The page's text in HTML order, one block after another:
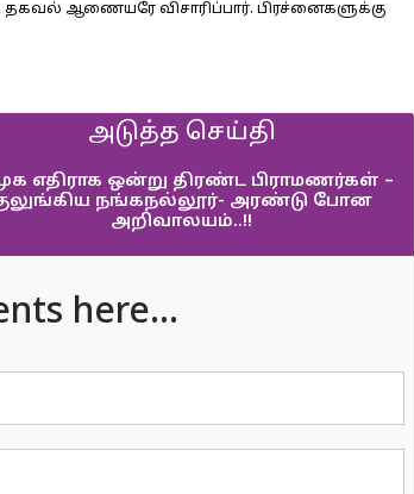
ஆணையரே விசாரிப்பார். பிரச்னைகளுக்கு
அடுத்த செய்தி
எதிராக ஒன்று திரண்ட பிராமணர்கள் –
நங்கநல்லூர்- அரண்டு போன
அறிவாலயம்..!!
here...